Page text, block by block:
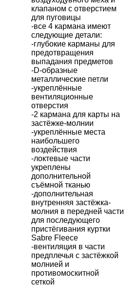
клапаном с отверстием
для пуговицы
-все 4 карманa имеют
следующие детали:
-глубокие карманы для
предотвращения
выпадания предметов
-D-образные
металлические петли
-укреплённые
вентиляционные
отверстия
-2 кармана для карты на
застёжке-молнии
-укреплённые места
наибольшего
воздействия
-локтевые части
укреплены
дополнительной
съёмной тканью
-дополнительная
внутренняя застёжка-
молния в передней части
для последующего
пристёгивания куртки
Sabre Fleece
-вентиляция в части
предплечья с застёжкой
молнией и
противомоскитной
сеткой